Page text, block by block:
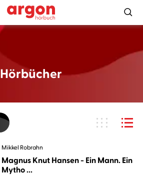
Hörbücher
Mikkel Robrahn
Magnus Knut Hansen - Ein Mann. Ein
Mytho ...